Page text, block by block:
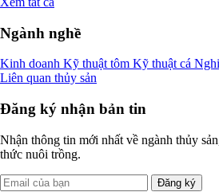
Ngành nghề
Kinh doanh Kỹ thuật tôm Kỹ thuật cá
Liên quan thủy sản
Đăng ký nhận bản tin
Nhận thông tin mới nhất về ngành thủy
thức nuôi trồng.
Đăng ký